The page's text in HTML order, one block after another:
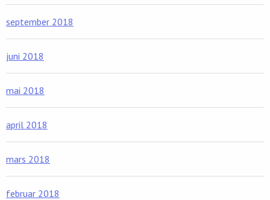
september 2018
juni 2018
mai 2018
april 2018
mars 2018
februar 2018